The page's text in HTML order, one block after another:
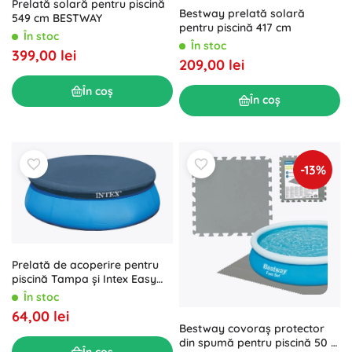
Prelată solară pentru piscină
549 cm BESTWAY
În stoc
399,00 lei
În coș
Bestway prelată solară
pentru piscină 417 cm
În stoc
209,00 lei
În coș
Prelată de acoperire pentru
piscină Tampa și Intex Easy
Set 3,05 m
În stoc
64,00 lei
-13%
Bestway covoraș protector
din spumă pentru piscină 50 ×